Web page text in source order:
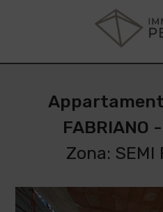
FABRIANO
Zona: SEMI